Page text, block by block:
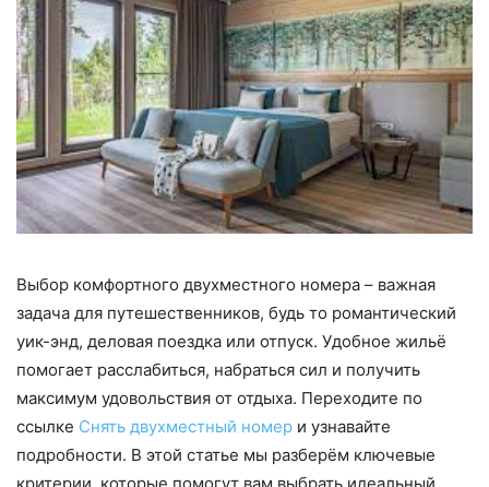
Выбор комфортного двухместного номера – важная
задача для путешественников, будь то романтический
уик-энд, деловая поездка или отпуск. Удобное жильё
помогает расслабиться, набраться сил и получить
максимум удовольствия от отдыха. Переходите по
ссылке Снять двухместный номер и узнавайте
подробности. В этой статье мы разберём ключевые